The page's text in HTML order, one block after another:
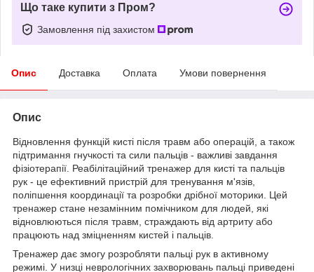
Що таке купити з Пром?
Замовлення під захистом
Опис Доставка Оплата Умови повернення
Опис
Відновлення функцій кисті після травм або операцій, а також
підтримання гнучкості та сили пальців - важливі завдання
фізіотерапії. Реабілітаційний тренажер для кисті та пальців
рук - це ефективний пристрій для тренування м'язів,
поліпшення координації та розробки дрібної моторики. Цей
тренажер стане незамінним помічником для людей, які
відновлюються після травм, страждають від артриту або
працюють над зміцненням кистей і пальців.
Тренажер дає змогу розробляти пальці рук в активному
режимі. У низці неврологічних захворювань пальці приведені